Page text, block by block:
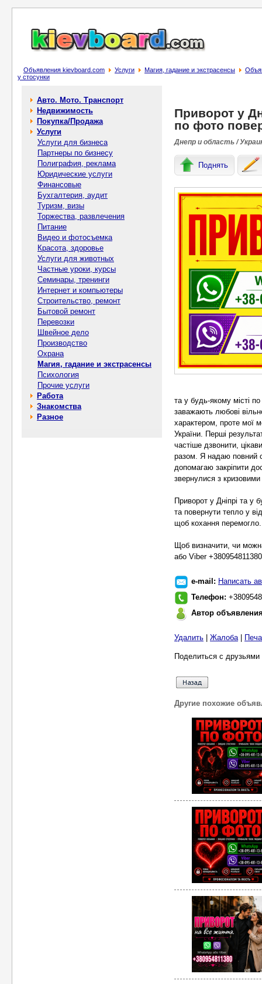
Объявления kievboard.com Услуги Магия, гадание и экстрасенсы
у стосунки
Авто. Мото. Транспорт
Недвижимость
Покупка/Продажа
Услуги
Услуги для бизнеса
Партнеры по бизнесу
Полиграфия, реклама
Юридические услуги
Финансовые
Бухгалтерия, аудит
Туризм, визы
Торжества, развлечения
Питание
Видео и фотосъемка
Красота, здоровье
Услуги для животных
Частные уроки, курсы
Семинары, тренинги
Интернет и компьютеры
Строительство, ремонт
Бытовой ремонт
Перевозки
Швейное дело
Производство
Охрана
Магия, гадание и экстрасенсы
Психология
Прочие услуги
Работа
Знакомства
Разное
Приворот у
по фото
Днепр и область /
Поднять
та у будь-якому місті
заважають любові
характером, проте мої
України. Перші
частіше дзвонити,
разом. Я надаю повний
допомагаю закріпити
звернулися з
Приворот у Дніпрі та у
та повернути тепло у
щоб кохання перемогло.
Щоб визначити, чи
або Viber +380954811380
e-mail: Написать
Телефон:
Автор
Удалить Жалоба|
Поделиться с
Другие похожие